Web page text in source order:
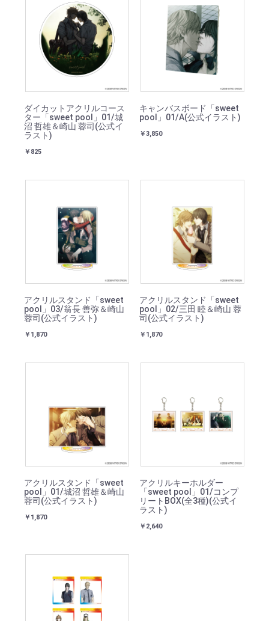
ダイカットアクリルコース
ター「sweet pool」01/城
沼 哲雄＆崎山 蓉司(公式イ
ラスト)
￥825
キャンバスボード「sweet
pool」01/A(公式イラスト)
￥3,850
アクリルスタンド「sweet
pool」03/翁長 善弥＆崎山
蓉司(公式イラスト)
￥1,870
アクリルスタンド「sweet
pool」02/三田 睦＆崎山 蓉
司(公式イラスト)
￥1,870
アクリルスタンド「sweet
pool」01/城沼 哲雄＆崎山
蓉司(公式イラスト)
￥1,870
アクリルキーホルダー
「sweet pool」01/コンプ
リートBOX(全3種)(公式イ
ラスト)
￥2,640